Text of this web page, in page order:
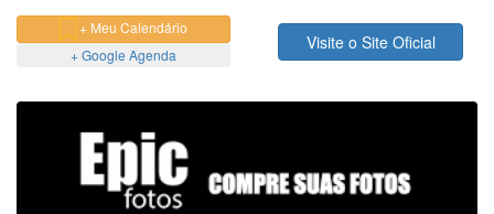
+ Meu Calendário
+ Google Agenda
Visite o Site Oficial